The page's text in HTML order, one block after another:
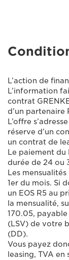
L’action de
L’information
contrat
d’un partenaire
L’offre
réserve d’un
un contrat de
Le paiement du
durée de 24 ou
Les
1er du mois. Si
un EOS R5 au
la mensualité,
170.05,
(LSV) de votre
(DD).
Vous payez
leasing, TVA en